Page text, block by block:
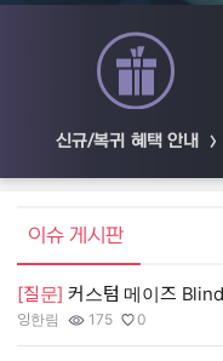
신규/복귀 혜택 안내
엘소드 커뮤니티
이슈 게시판
[질문]
작성자:
잉한림
조회수:
175
추천수:
0